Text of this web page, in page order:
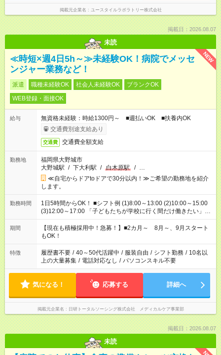
掲載元企業名 ユースタイルラボラトリー株式会社
掲載日：2026.08.07
未読
NEW
≪時短×週4日5h～≫未経験OK！病院でメッセ
ンジャー業務など！
派遣 職種未経験OK 社会人未経験OK
ブランクOK
WEB登録・面接OK
給与
無資格未経験：時給1300円～ ■週払いOK ■扶養内OK
交通費別途支給あり
交通費 交通費全額支給
勤務地
福岡県大野城市
大野城駅 / 下大利駅 / 白木原駅 / …
≪自宅からドアtoドアで30分以内！≫ご希望の勤務地を紹介
します。
勤務時間
1日5時間からOK！ ■シフト例 (1)8:00～13:00 (2)10:00～15:00
(3)12:00～17:00 「子どもたちが学校に行く間だけ働きたい」
「余裕を持って夕飯の準備がしたい」 「午前中は働いて、午後
はプライベートの時間にしたい」 など、ご希望を教えてくださ
いね。 ※Wワーク希望の方へ 今ご覧のお仕事で希望する勤務時
間と、もう1つのお仕事の勤務時間。 合計で週40時間を超える
場合は応募できません。
期間
【現在も積極採用中！急募！】■2カ月～ 8月～、9月スタート
もOK！
特徴 履歴書不要 / 40～50代活躍中 / 服装自由 / シフト勤務 / 10名以
上の大量募集 / 電話対応なし / パソコンスキル不要
気になる！ 応募する 詳細へ
掲載元企業名 日研トータルソーシング株式会社 メディカルケア事業部
掲載日：2026.08.07
未読